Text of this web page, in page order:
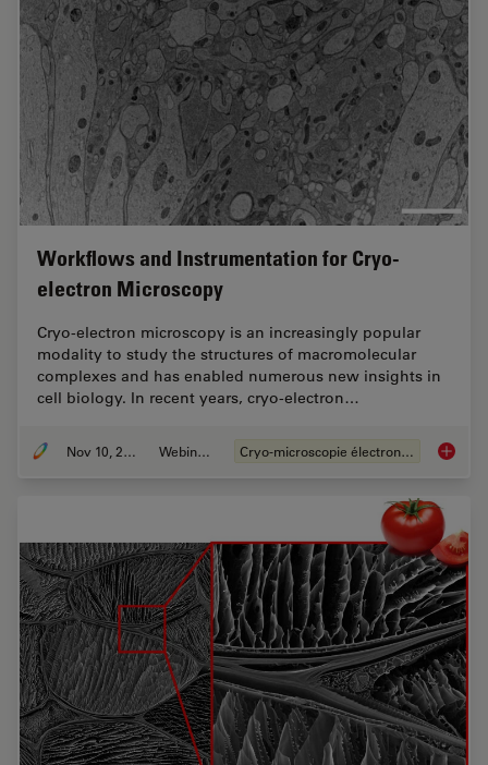
Workflows and Instrumentation for Cryo-
electron Microscopy
Cryo-electron microscopy is an increasingly popular
modality to study the structures of macromolecular
complexes and has enabled numerous new insights in
cell biology. In recent years, cryo-electron…
Nov 10, 2020 Webinaire Cryo-microscopie électronique